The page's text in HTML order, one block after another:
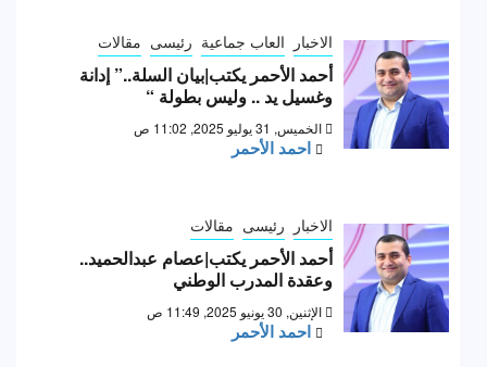
الاخبار العاب جماعية رئيسى مقالات
أحمد الأحمر يكتب|بيان السلة..” إدانة
وغسيل يد .. وليس بطولة “
الخميس, 31 يوليو 2025, 11:02 ص
احمد الأحمر
الاخبار رئيسى مقالات
أحمد الأحمر يكتب|عصام عبدالحميد..
وعقدة المدرب الوطني
الإثنين, 30 يونيو 2025, 11:49 ص
احمد الأحمر